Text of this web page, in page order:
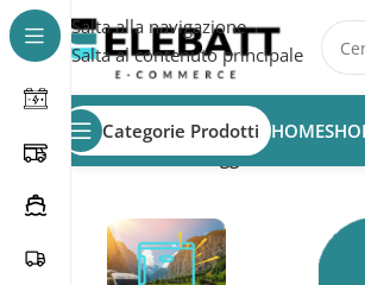
Salta alla navigazione
Salta al contenuto principale
Categorie Prodotti HOME
Home/Prodotti taggati “batteria